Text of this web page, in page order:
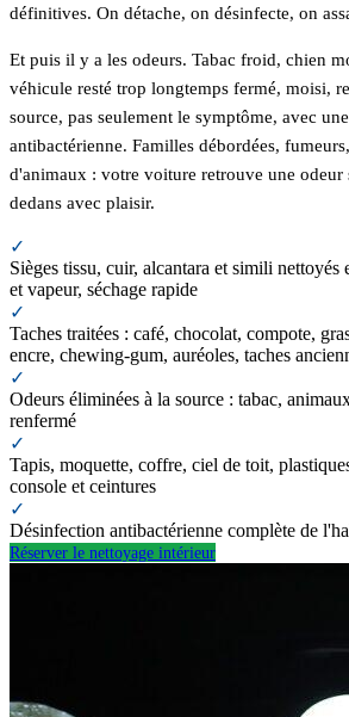
définitives. On détache, on désinfecte, on
Et puis il y a les odeurs. Tabac froid, chien
véhicule resté trop longtemps fermé, moisi,
source, pas seulement le symptôme, avec
antibactérienne. Familles débordées,
d'animaux : votre voiture retrouve une odeur
dedans avec plaisir.
✓
Sièges tissu, cuir, alcantara et simili
et vapeur, séchage rapide
✓
Taches traitées : café, chocolat, compote,
encre, chewing-gum, auréoles, taches
✓
Odeurs éliminées à la source : tabac,
renfermé
✓
Tapis, moquette, coffre, ciel de toit,
console et ceintures
✓
Désinfection antibactérienne complète de
Réserver le nettoyage intérieur